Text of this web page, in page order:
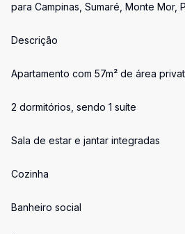
para Campinas, Sumaré, Monte Mor,
Descrição
Apartamento com 57m² de área
2 dormitórios, sendo 1 suíte
Sala de estar e jantar integradas
Cozinha
Banheiro social